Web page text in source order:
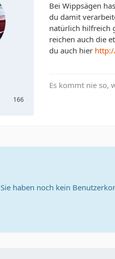
166
Bei Wippsägen
du damit
natürlich hilfreich
reichen auch die
du auch hier
Es kommt nie so,
Sie haben noch kein